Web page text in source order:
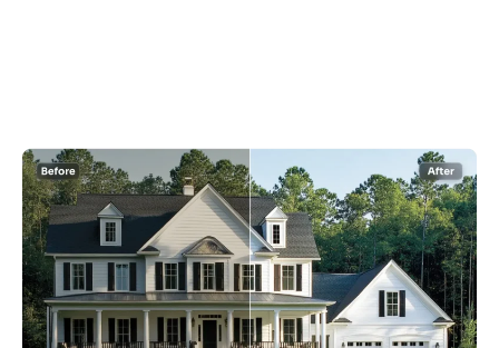
Frisuren-Wechsler
Kleiderbügel
KI-Baby